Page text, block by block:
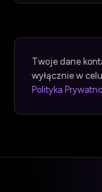
Twoje dane
wyłącznie w
Polityka